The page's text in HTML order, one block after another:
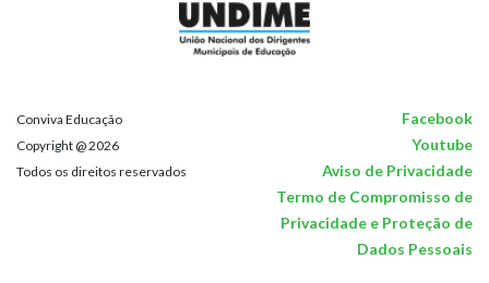
Conviva Educação Facebook
Copyright @ 2026 Youtube
Todos os direitos reservados
Aviso de Privacidade
Termo de Compromisso de
Privacidade e Proteção de
Dados Pessoais